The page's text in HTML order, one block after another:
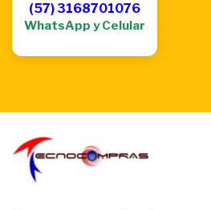
(57) 3168701076
WhatsApp y Celular